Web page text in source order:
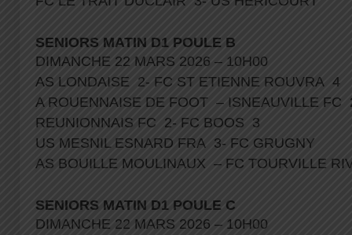
SENIORS MATIN D1 POULE B
DIMANCHE 22 MARS 2026 – 10H00
AS LONDAISE 2- FC ST ETIENNE ROUVRA 4
A ROUENNAISE DE FOOT – ISNEAUVILLE FC
REUNIONNAIS FC 2- FC BOOS 3
US MESNIL ESNARD FRA 3- FC GRUGNY
AS BOUILLE MOULINAUX – FC TOURVILLE
SENIORS MATIN D1 POULE C
DIMANCHE 22 MARS 2026 – 10H00